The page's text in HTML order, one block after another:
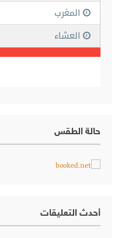
حالة الطقس
أحدث التعليقات